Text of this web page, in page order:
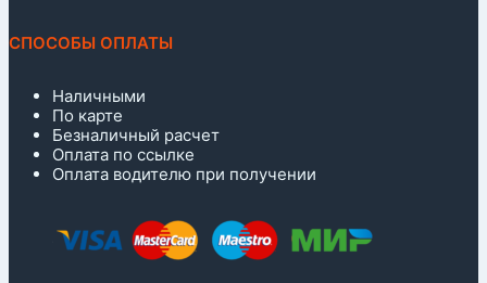
СПОСОБЫ ОПЛАТЫ
Наличными
По карте
Безналичный расчет
Оплата по ссылке
Оплата водителю при получении